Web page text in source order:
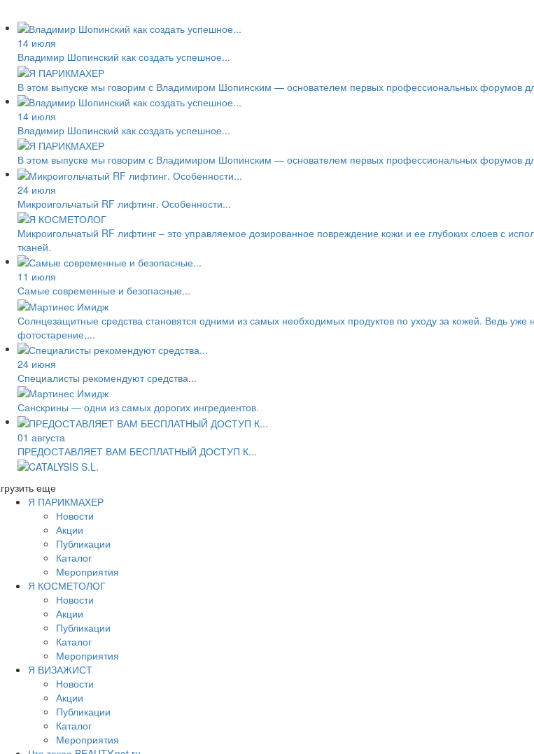
14 июля
Владимир Шопинский как создать успешное...
В этом выпуске мы говорим с Владимиром Шопинским — основателем первых профессиональных форумов
14 июля
Владимир Шопинский как создать успешное...
В этом выпуске мы говорим с Владимиром Шопинским — основателем первых профессиональных форумов
24 июля
Микроигольчатый RF лифтинг. Особенности...
Микроигольчатый RF лифтинг – это управляемое дозированное повреждение кожи и ее глубоких слоев с
тканей.
11 июля
Самые современные и безопасные...
Солнцезащитные средства становятся одними из самых необходимых продуктов по уходу за кожей. Ведь
фотостарение,...
24 июня
Специалисты рекомендуют средства...
Санскрины — одни из самых дорогих ингредиентов.
01 августа
ПРЕДОСТАВЛЯЕТ ВАМ БЕСПЛАТНЫЙ ДОСТУП К...
еще
Я ПАРИКМАХЕР
Новости
Акции
Публикации
Каталог
Мероприятия
Я КОСМЕТОЛОГ
Новости
Акции
Публикации
Каталог
Мероприятия
Я ВИЗАЖИСТ
Новости
Акции
Публикации
Каталог
Мероприятия